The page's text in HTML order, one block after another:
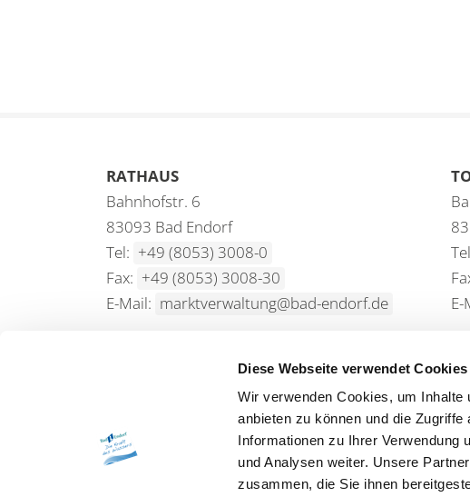
Diese Webseite verwendet Cookies
Wir verwenden Cookies, um
anbieten zu können und die
Informationen zu Ihrer Verwendung
und Analysen weiter. Unsere
zusammen, die Sie ihnen
RATHAUS
Bahnhofstr. 6
83093 Bad Endorf
Tel: +49 (8053) 3008-0
Fax: +49 (8053) 3008-30
E-Mail: marktverwaltung@bad-endorf.de
E-